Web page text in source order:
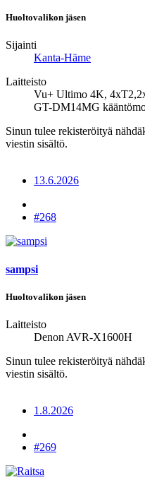
Huoltovalikon jäsen
Sijainti
Kanta-Häme
Laitteisto
Vu+ Ultimo 4K,
GT-DM14MG
Sinun tulee rekisteröityä
viestin sisältö.
13.6.2026
#268
sampsi
Huoltovalikon jäsen
Laitteisto
Denon AVR-X1600H
Sinun tulee rekisteröityä
viestin sisältö.
1.8.2026
#269